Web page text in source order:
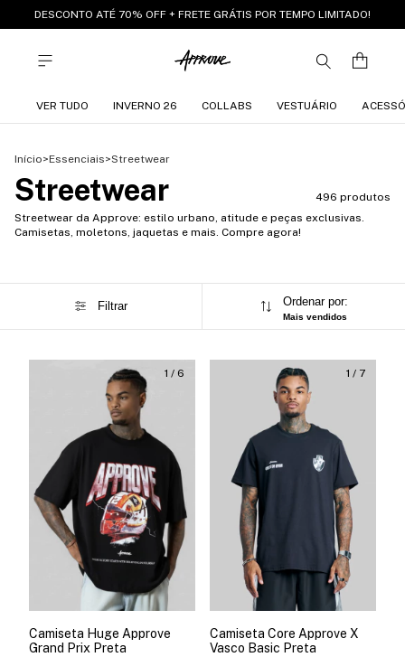
DESCONTO ATÉ 70% OFF + FRETE GRÁTIS POR TEMPO LIMITADO!
VER TUDO INVERNO 26 COLLABS VESTUÁRIO
Início>Essenciais>Streetwear
Streetwear
496 produtos
Streetwear da Approve: estilo urbano, atitude e peças exclusivas.
Camisetas, moletons, jaquetas e mais. Compre agora!
Filtrar Ordenar por:
Mais vendidos
1 / 6
Camiseta Huge Approve
Grand Prix Preta
1 / 7
Camiseta Core Approve X
Vasco Basic Preta